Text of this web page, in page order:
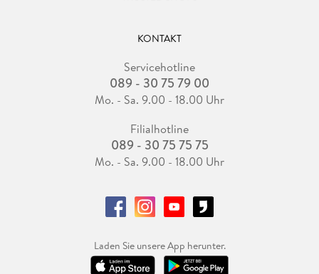
KONTAKT
Servicehotline
089 - 30 75 79 00
Mo. - Sa. 9.00 - 18.00 Uhr
Filialhotline
089 - 30 75 75 75
Mo. - Sa. 9.00 - 18.00 Uhr
Laden Sie unsere App herunter.